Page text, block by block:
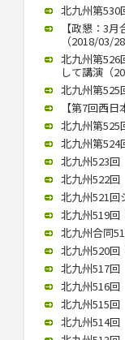
北九州第
【政懇：3
（2018/03/28
北九州第526
して講演（
北九州第525
【第7回西
北九州第
北九州第524
北九州523
北九州522
北九州521回
北九州519回
北九州合同
北九州520
北九州517
北九州516
北九州515
北九州514